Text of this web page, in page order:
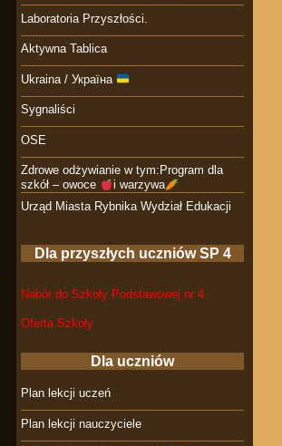
Laboratoria Przyszłości.
Aktywna Tablica
Ukraina / Україна
Sygnaliści
OSE
Zdrowe odżywianie w tym:Program dla
szkół – owoce
i warzywa
Urząd Miasta Rybnika Wydział Edukacji
Dla przyszłych uczniów SP 4
Nabór do Szkoły Podstawowej nr 4
Oferta Szkoły
Dla uczniów
Plan lekcji uczeń
Plan lekcji nauczyciele